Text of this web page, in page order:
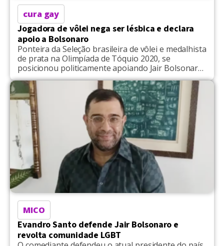
cura gay
Jogadora de vôlei nega ser lésbica e declara
apoio a Bolsonaro
Ponteira da Seleção brasileira de vôlei e medalhista
de prata na Olimpíada de Tóquio 2020, se
posicionou politicamente apoiando Jair Bolsonaro
(PL)
MICO
Evandro Santo defende Jair Bolsonaro e
revolta comunidade LGBT